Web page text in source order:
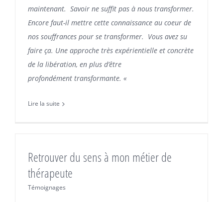
maintenant. Savoir ne suffit pas à nous transformer.
Encore faut-il mettre cette connaissance au coeur de
nos souffrances pour se transformer. Vous avez su
faire ça. Une approche très expérientielle et concrète
de la libération, en plus d’être
profondément transformante. «
Lire la suite
Retrouver du sens à mon métier de
thérapeute
Témoignages